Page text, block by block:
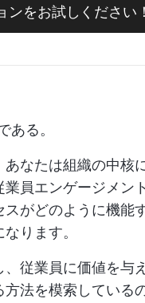
をお試しください！
ある。
なたは組織の中核
員エンゲージメン
がどのように機能
ります。
従業員に価値を与
法を模索している